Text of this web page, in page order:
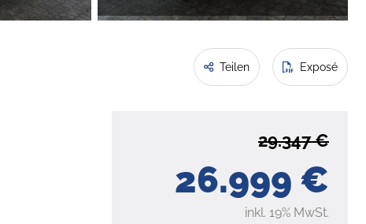
Teilen Exposé
26.999 €
29.347 €
inkl. 19% MwSt.